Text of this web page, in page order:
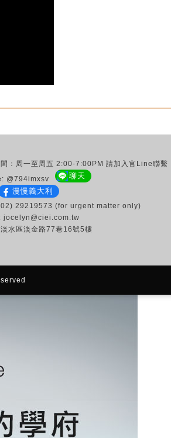
間：周一至周五 2:00-7:00PM 請加入官Line聯繫
@794imxsv
聊天
漫慢義大利
29219573 (for urgent matter only)
jocelyn@ciei.com.tw
水區淡金路77巷16號5樓